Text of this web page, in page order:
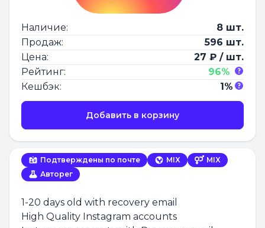
Подтверждены по почте MIX
MIX
Авторег
1-20 days old with recovery email
High Quality Instagram accounts
Наличие:
8 шт.
Продаж:
596 шт.
Цена:
27 ₽ / шт.
Рейтинг:
96%
Кешбэк:
1%
Добавить в корзину